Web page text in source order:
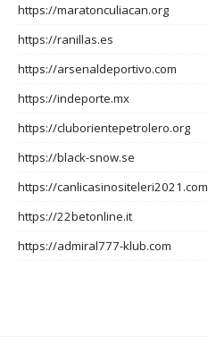
https://maratonculiacan.org
https://ranillas.es
https://arsenaldeportivo.com
https://indeporte.mx
https://cluborientepetrolero.org
https://black-snow.se
https://canlicasinositeleri2021.com
https://22betonline.it
https://admiral777-klub.com